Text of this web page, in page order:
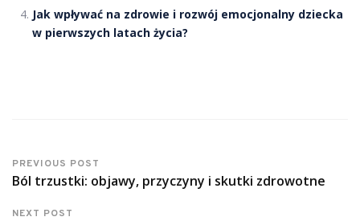
Jak wpływać na zdrowie i rozwój emocjonalny dziecka
w pierwszych latach życia?
PREVIOUS POST
Ból trzustki: objawy, przyczyny i skutki zdrowotne
NEXT POST